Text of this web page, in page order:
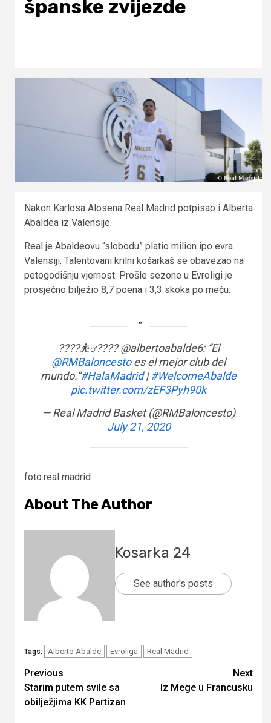
španske zvijezde
Nakon Karlosa Alosena Real Madrid potpisao i Alberta
Abaldea iz Valensije.
Real je Abaldeovu “slobodu” platio milion ipo evra
Valensiji. Talentovani krilni košarkaš se obavezao na
petogodišnju vjernost. Prošle sezone u Evroligi je
prosječno bilježio 8,7 poena i 3,3 skoka po meču.
????⛹️‍♂️???? @albertoabalde6: “El
@RMBaloncestoes el mejor club del
mundo.”#HalaMadrid|#WelcomeAbalde
pic.twitter.com/zEF3Pyh90k
— Real Madrid Basket (@RMBaloncesto)
July 21, 2020
foto:real madrid
About The Author
Kosarka 24
See author's posts
Tags: Alberto Abalde Evroliga Real Madrid
Continue
Reading
Previous
Starim putem svile sa
obilježjima KK Partizan
Next
Iz Mege u Francusku